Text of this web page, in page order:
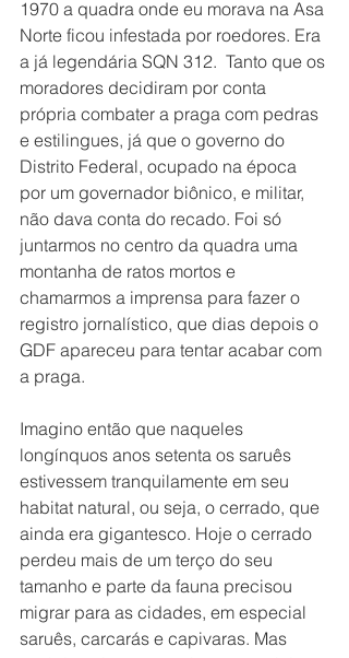
1970 a quadra onde eu morava na Asa
Norte ficou infestada por roedores. Era
a já legendária SQN 312.  Tanto que os
moradores decidiram por conta
própria combater a praga com pedras
e estilingues, já que o governo do
Distrito Federal, ocupado na época
por um governador biônico, e militar,
não dava conta do recado. Foi só
juntarmos no centro da quadra uma
montanha de ratos mortos e
chamarmos a imprensa para fazer o
registro jornalístico, que dias depois o
GDF apareceu para tentar acabar com
a praga.
Imagino então que naqueles
longínquos anos setenta os saruês
estivessem tranquilamente em seu
habitat natural, ou seja, o cerrado, que
ainda era gigantesco. Hoje o cerrado
perdeu mais de um terço do seu
tamanho e parte da fauna precisou
migrar para as cidades, em especial
saruês, carcarás e capivaras. Mas